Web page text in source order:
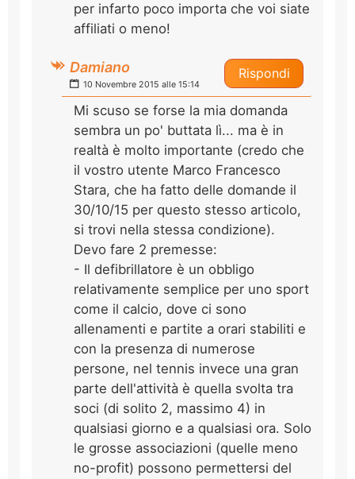
per infarto poco importa che voi siate
affiliati o meno!
Rispondi
Damiano
10 Novembre 2015 alle 15:14
Mi scuso se forse la mia domanda
sembra un po' buttata lì... ma è in
realtà è molto importante (credo che
il vostro utente Marco Francesco
Stara, che ha fatto delle domande il
30/10/15 per questo stesso articolo,
si trovi nella stessa condizione).
Devo fare 2 premesse:
- Il defibrillatore è un obbligo
relativamente semplice per uno sport
come il calcio, dove ci sono
allenamenti e partite a orari stabiliti e
con la presenza di numerose
persone, nel tennis invece una gran
parte dell'attività è quella svolta tra
soci (di solito 2, massimo 4) in
qualsiasi giorno e a qualsiasi ora. Solo
le grosse associazioni (quelle meno
no-profit) possono permettersi del